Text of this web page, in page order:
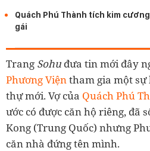
Quách Phú Thành tích kim
gái
Trang Sohu đưa tin mới đây
Phương Việntham gia một
thự mới. Vợ của Quách Phú
ước có được căn hộ riêng, đã
Kong (Trung Quốc) nhưng
căn nhà đứng tên mình.